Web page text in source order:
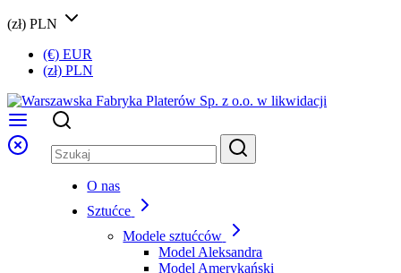
(zł) PLN
(€) EUR
(zł) PLN
O nas
Sztućce
Modele sztućców
Model Aleksandra
Model Amerykański